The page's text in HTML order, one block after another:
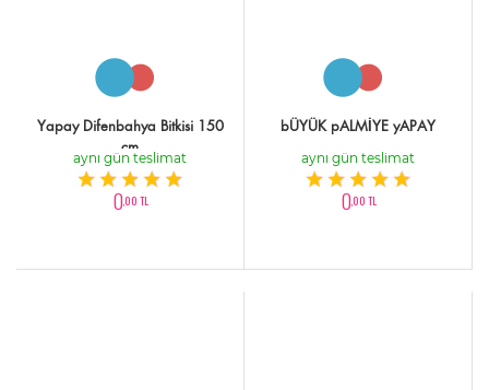
Yapay Difenbahya Bitkisi 150
cm
aynı gün teslimat
0,00 TL
bÜYÜK pALMİYE yAPAY
aynı gün teslimat
0,00 TL